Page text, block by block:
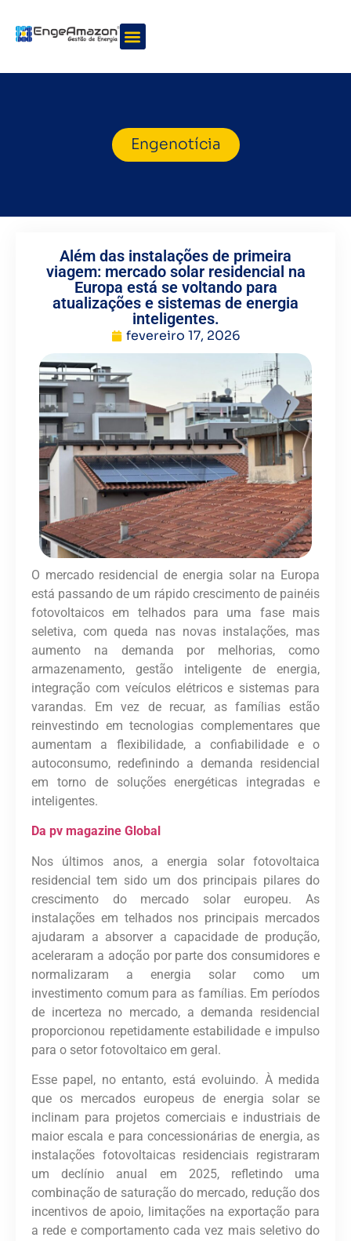
Engenotícia
Além das instalações de primeira
viagem: mercado solar residencial na
Europa está se voltando para
atualizações e sistemas de energia
inteligentes.
fevereiro 17, 2026
O mercado residencial de energia solar na Europa
está passando de um rápido crescimento de painéis
fotovoltaicos em telhados para uma fase mais
seletiva, com queda nas novas instalações, mas
aumento na demanda por melhorias, como
armazenamento, gestão inteligente de energia,
integração com veículos elétricos e sistemas para
varandas. Em vez de recuar, as famílias estão
reinvestindo em tecnologias complementares que
aumentam a flexibilidade, a confiabilidade e o
autoconsumo, redefinindo a demanda residencial
em torno de soluções energéticas integradas e
inteligentes.
Da pv magazine Global
Nos últimos anos, a energia solar fotovoltaica
residencial tem sido um dos principais pilares do
crescimento do mercado solar europeu. As
instalações em telhados nos principais mercados
ajudaram a absorver a capacidade de produção,
aceleraram a adoção por parte dos consumidores e
normalizaram a energia solar como um
investimento comum para as famílias. Em períodos
de incerteza no mercado, a demanda residencial
proporcionou repetidamente estabilidade e impulso
para o setor fotovoltaico em geral.
Esse papel, no entanto, está evoluindo. À medida
que os mercados europeus de energia solar se
inclinam para projetos comerciais e industriais de
maior escala e para concessionárias de energia, as
instalações fotovoltaicas residenciais registraram
um declínio anual em 2025, refletindo uma
combinação de saturação do mercado, redução dos
incentivos de apoio, limitações na exportação para
a rede e comportamento cada vez mais seletivo do